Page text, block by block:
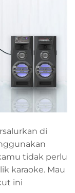
di
tidak perlu
karaoke. Mau
ini